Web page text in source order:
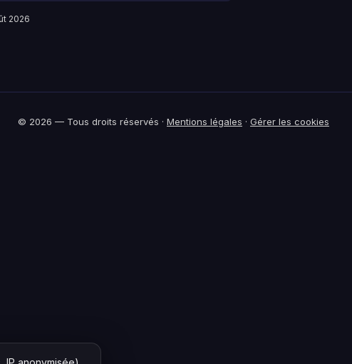
2026
© 2026 — Tous droits réservés · Mentions légales · Gérer les cookies